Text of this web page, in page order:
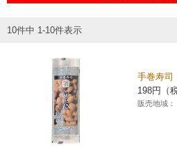
食の安全・安心への取組み
プリペイドカード・金券
マルチコピー機でできることトップ
プリント
便利なサービス
切手・はがき・印紙
チケットサービス
セブンチケット
セブン‐イレブンでお受取り
ニュースリリース
ごあいさつ
会社概要
サステナビリティ
サステナビリティトップ
セブン＆アイ・ホールディングスの
サステナビリティ活動基本方針
加盟店オーナー募集
10件中 1-10件表示
手巻寿
198円（
販売地域：